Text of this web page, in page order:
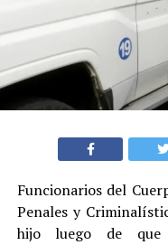
Funcionarios del
Penales y
hijo luego de que